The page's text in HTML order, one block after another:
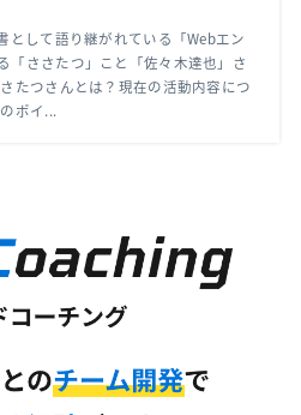
として語り継がれている「Webエン
「ささたつ」こと「佐々木達也」さ
たつさんとは？現在の活動内容につ
ポイ...